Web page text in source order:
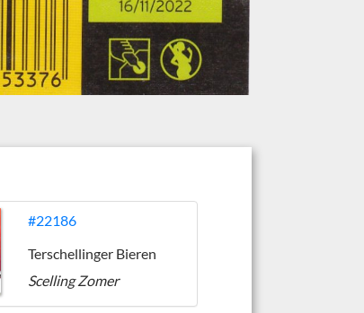
#22186
Terschellinger Bieren
Scelling Zomer